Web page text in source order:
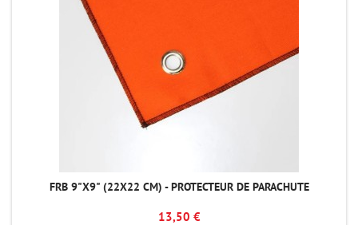
FRB 9"X9" (22X22 CM) - PROTECTEUR DE PARACHUTE
13,50 €